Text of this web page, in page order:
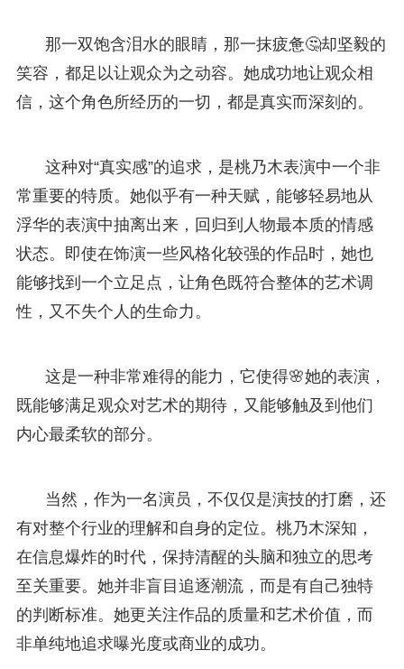
那一双饱含泪水的眼睛，那一抹疲惫🤔却坚毅的
笑容，都足以让观众为之动容。她成功地让观众相
信，这个角色所经历的一切，都是真实而深刻的。
这种对“真实感”的追求，是桃乃木表演中一个非
常重要的特质。她似乎有一种天赋，能够轻易地从
浮华的表演中抽离出来，回归到人物最本质的情感
状态。即使在饰演一些风格化较强的作品时，她也
能够找到一个立足点，让角色既符合整体的艺术调
性，又不失个人的生命力。
这是一种非常难得的能力，它使得🌸她的表演，
既能够满足观众对艺术的期待，又能够触及到他们
内心最柔软的部分。
当然，作为一名演员，不仅仅是演技的打磨，还
有对整个行业的理解和自身的定位。桃乃木深知，
在信息爆炸的时代，保持清醒的头脑和独立的思考
至关重要。她并非盲目追逐潮流，而是有自己独特
的判断标准。她更关注作品的质量和艺术价值，而
非单纯地追求曝光度或商业的成功。